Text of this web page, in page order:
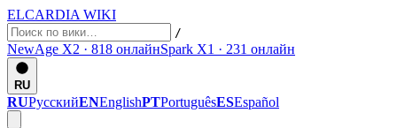
ELCARDIA WIKI
/
NewAge X2 · 818 онлайнSpark X1 · 231 онлайн
RU
RUРусскийENEnglishPTPortuguêsESEspañol